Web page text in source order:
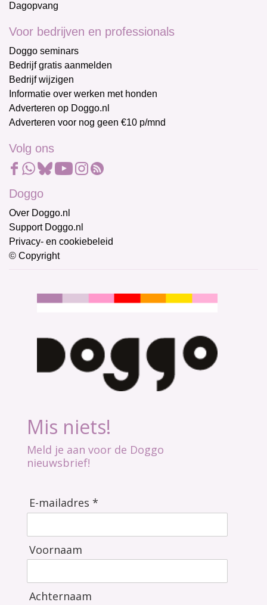
Dagopvang
Voor bedrijven en professionals
Doggo seminars
Bedrijf gratis aanmelden
Bedrijf wijzigen
Informatie over werken met honden
Adverteren op Doggo.nl
Adverteren voor nog geen €10 p/mnd
Volg ons
Doggo
Over Doggo.nl
Support Doggo.nl
Privacy- en cookiebeleid
© Copyright
Mis niets!
Meld je aan voor de Doggo
nieuwsbrief!
E-mailadres *
Voornaam
Achternaam